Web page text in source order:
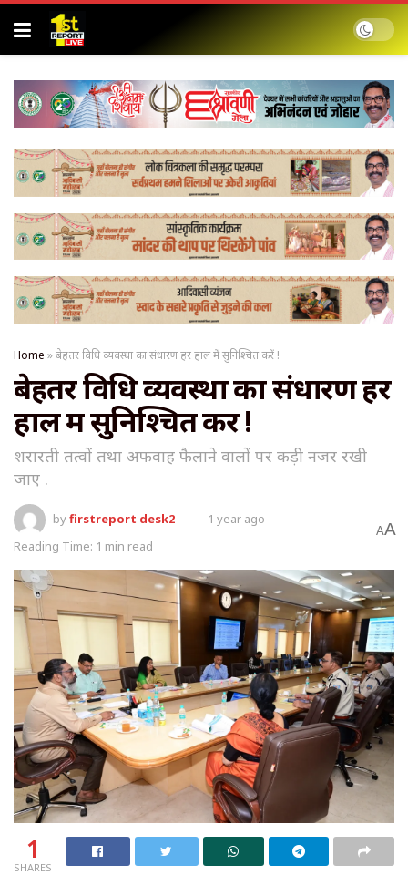
Home »बेहतर विधि व्यवस्था का संधारण हर हाल में सुनिश्चित करें !
बेहतर विधि व्यवस्था का संधारण हर
हाल में सुनिश्चित करें !
शरारती तत्वों तथा अफवाह फैलाने वालों पर कड़ी नजर रखी
जाए .
byfirstreport desk2
1 year ago
Reading Time: 1 min read
AA
1
SHARES